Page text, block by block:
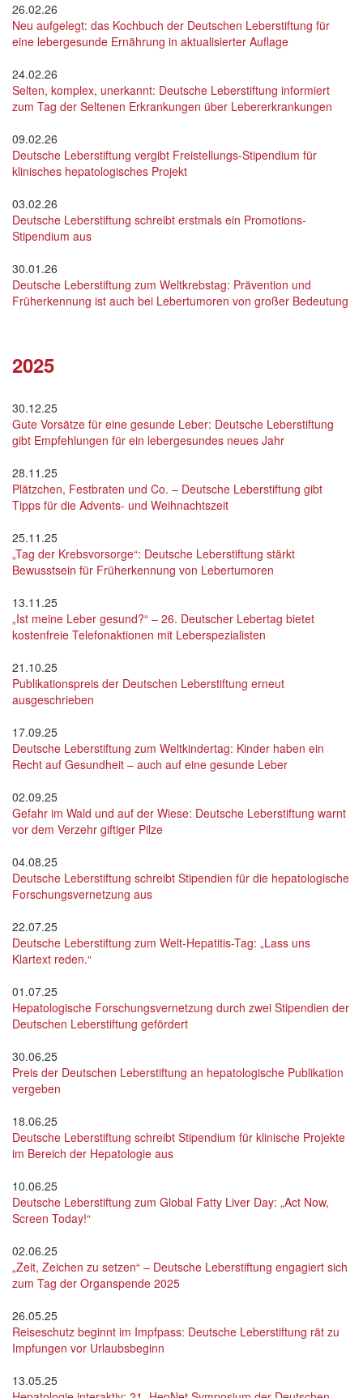
26.02.26
Neu aufgelegt: das Kochbuch der Deutschen Leberstiftung für
eine lebergesunde Ernährung in aktualisierter Auflage
24.02.26
Selten, komplex, unerkannt: Deutsche Leberstiftung informiert
zum Tag der Seltenen Erkrankungen über Lebererkrankungen
09.02.26
Deutsche Leberstiftung vergibt Freistellungs-Stipendium für
klinisches hepatologisches Projekt
03.02.26
Deutsche Leberstiftung schreibt erstmals ein Promotions-
Stipendium aus
30.01.26
Deutsche Leberstiftung zum Weltkrebstag: Prävention und
Früherkennung ist auch bei Lebertumoren von großer Bedeutung
2025
30.12.25
Gute Vorsätze für eine gesunde Leber: Deutsche Leberstiftung
gibt Empfehlungen für ein lebergesundes neues Jahr
28.11.25
Plätzchen, Festbraten und Co. – Deutsche Leberstiftung gibt
Tipps für die Advents- und Weihnachtszeit
25.11.25
„Tag der Krebsvorsorge“: Deutsche Leberstiftung stärkt
Bewusstsein für Früherkennung von Lebertumoren
13.11.25
„Ist meine Leber gesund?“ – 26. Deutscher Lebertag bietet
kostenfreie Telefonaktionen mit Leberspezialisten
21.10.25
Publikationspreis der Deutschen Leberstiftung erneut
ausgeschrieben
17.09.25
Deutsche Leberstiftung zum Weltkindertag: Kinder haben ein
Recht auf Gesundheit – auch auf eine gesunde Leber
02.09.25
Gefahr im Wald und auf der Wiese: Deutsche Leberstiftung warnt
vor dem Verzehr giftiger Pilze
04.08.25
Deutsche Leberstiftung schreibt Stipendien für die hepatologische
Forschungsvernetzung aus
22.07.25
Deutsche Leberstiftung zum Welt-Hepatitis-Tag: „Lass uns
Klartext reden.“
01.07.25
Hepatologische Forschungsvernetzung durch zwei Stipendien der
Deutschen Leberstiftung gefördert
30.06.25
Preis der Deutschen Leberstiftung an hepatologische Publikation
vergeben
18.06.25
Deutsche Leberstiftung schreibt Stipendium für klinische Projekte
im Bereich der Hepatologie aus
10.06.25
Deutsche Leberstiftung zum Global Fatty Liver Day: „Act Now,
Screen Today!“
02.06.25
„Zeit, Zeichen zu setzen“ – Deutsche Leberstiftung engagiert sich
zum Tag der Organspende 2025
26.05.25
Reiseschutz beginnt im Impfpass: Deutsche Leberstiftung rät zu
Impfungen vor Urlaubsbeginn
13.05.25